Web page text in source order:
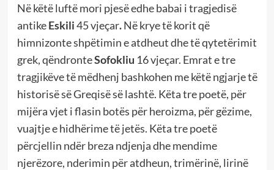
Në këtë luftë mori pjesë edhe babai i tragjedisë
antike Eskili45 vjeçar. Në krye të korit që
himnizonte shpëtimin e atdheut dhe të qytetërimit
grek, qëndronteSofokliu 16 vjeçar. Emrat e tre
tragjikëve të mëdhenj bashkohen me këtë ngjarje të
historisë së Greqisë së lashtë. Këta tre poetë, për
mijëra vjet i flasin botës për heroizma, për gëzime,
vuajtje e hidhërime të jetës. Këta tre poetë
përcjellin ndër breza ndjenja dhe mendime
njerëzore, nderimin për atdheun, trimërinë, lirinë